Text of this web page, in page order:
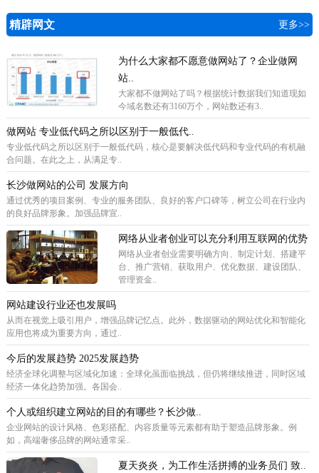
精辟网文 更多>>
为什么大家都不愿意做网站了？企业做网
站..
​大家都不做网站了吗？根据统计数据我们知道现如
今域名数还有3160万个，网站数还有3..
做网站 专业低代码之所以区别于一般低代..
专业低代码之所以区别于一般低代码，核心是要解决低代码和专业代码的有机融
合问题。在此之上，从满足专..
长沙做网站的公司 发展方向
通过优秀的项目案例、专业的服务团队、良好的客户口碑等，树立公司在行业内
的良好品牌形象。加强品牌宣..
网络从业者创业可以充分利用互联网的优势
网络从业者创业需要明确方向、制定计划、搭建平
台、推广营销、获取用户、优化数据、建设团队、
管理资金..
网站建设行业还也发展吗
从而在视觉上吸引用户，增强品牌记忆点。此外，数据驱动的网站优化和智能化
应用也将成为重要方向，通过..
今后的发展趋势 2025发展趋势
经济全球化调整与区域化加速：全球化虽面临挑战，但仍将继续推进，同时区域
经济一体化趋势加强。各国会..
个人或组织建立网站的目的有哪些？长沙做..
企业网站的设计风格、色彩搭配、内容质量等元素都有助于塑造品牌形象。例
如，高端奢侈品牌的网站通常采..
夏天炎炎，为工作生活拼搏的业务员们 致..